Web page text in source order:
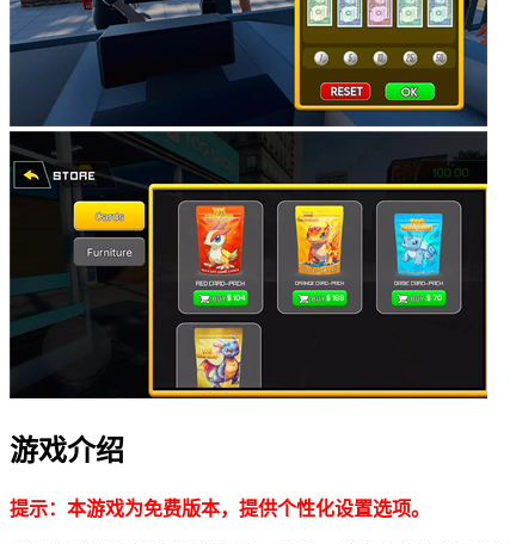
游戏介绍
提示：本游戏为免费版本，提供个性化设置选项。